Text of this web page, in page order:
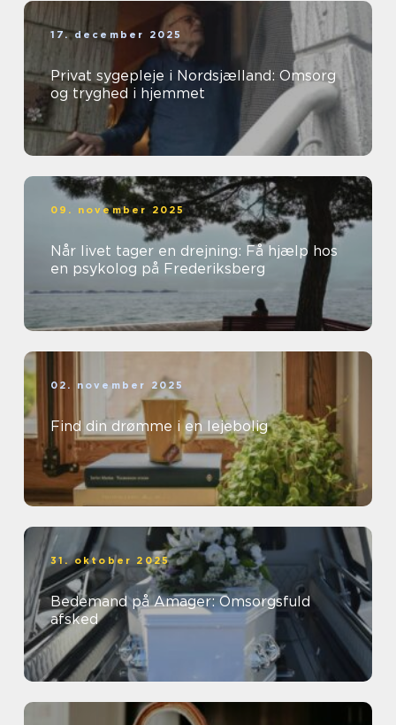
17. december 2025
Privat sygepleje i Nordsjælland: Omsorg
og tryghed i hjemmet
09. november 2025
Når livet tager en drejning: Få hjælp hos
en psykolog på Frederiksberg
02. november 2025
Find din drømme i en lejebolig
31. oktober 2025
Bedemand på Amager: Omsorgsfuld
afsked